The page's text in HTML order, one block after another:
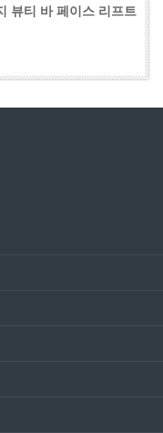
뷰티 바 페이스 리프트